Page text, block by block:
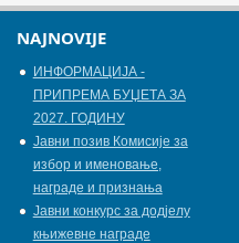
NAJNOVIJE
ИНФОРМАЦИЈА -
ПРИПРЕМА БУЏЕТА ЗА
2027. ГОДИНУ
Jавни позив Комисије за
избор и именовање,
награде и признања
Јавни конкурс за додјелу
књижевнe наградe